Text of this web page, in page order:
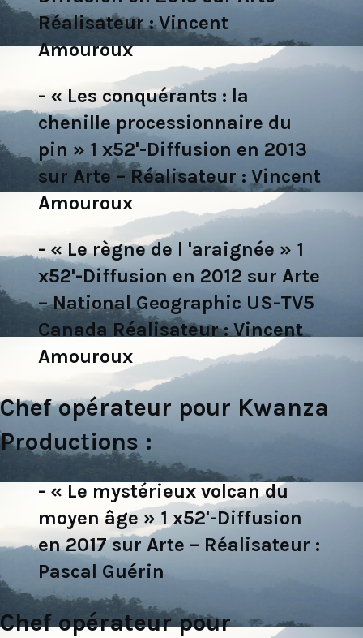
Réalisateur : Vincent
Amouroux
- « Les conquérants : la
chenille processionnaire du
pin » 1 x52'-Diffusion en 2013
sur Arte – Réalisateur : Vincent
Amouroux
- « Le règne de l 'araignée » 1
x52'-Diffusion en 2012 sur Arte
– National Geographic US-TV5
Canada Réalisateur : Vincent
Amouroux
Chef opérateur pour Kwanza
Productions :
- « Le mystérieux volcan du
moyen âge » 1 x52'-Diffusion
en 2017 sur Arte – Réalisateur :
Pascal Guérin
Chef opérateur pour